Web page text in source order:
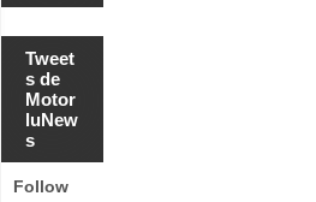
Tweet
s de
Motor
luNew
s
Follow